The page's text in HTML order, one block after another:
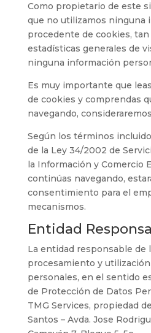
Como propietario de este
que no utilizamos ninguna
procedente de cookies,
estadísticas generales de
ninguna información
Es muy importante que
de cookies y comprendas
navegando,
Según los términos
de la Ley 34/2002 de
la Información y Comercio
continúas navegando,
consentimiento para el
mecanismos.
Entidad
La entidad responsable de
procesamiento y
personales, en el sentido
de Protección de Datos
TMG Services, propiedad
Santos – Avda. Jose